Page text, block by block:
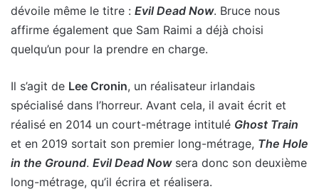
dévoile même le titre : Evil Dead Now. Bruce nous
affirme également que Sam Raimi a déjà choisi
quelqu’un pour la prendre en charge.
Il s’agit de Lee Cronin, un réalisateur irlandais
spécialisé dans l’horreur. Avant cela, il avait écrit et
réalisé en 2014 un court-métrage intitulé Ghost Train
et en 2019 sortait son premier long-métrage, The Hole
in the Ground. Evil Dead Nowsera donc son deuxième
long-métrage, qu’il écrira et réalisera.